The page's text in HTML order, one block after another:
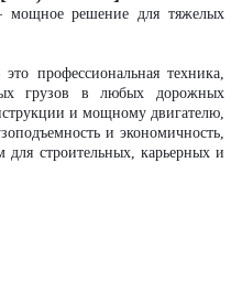
решение для тяжелых
профессиональная техника,
грузов в любых дорожных
и мощному двигателю,
и экономичность,
для строительных, карьерных и